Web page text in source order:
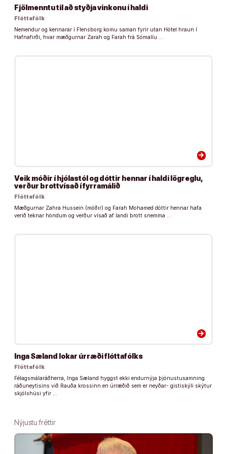
Fjölmenntu til að styðja vinkonu í haldi
Flóttafólk
Nemendur og kennarar í Flensborg komu saman fyrir utan Hótel hraun í
Hafnafirði, hvar mæðgurnar Zarah og Farah frá Sómalíu …
arrow_forward
Veik móðir í hjólastól og dóttir hennar í haldi lögreglu,
verður brottvísað í fyrramálið
Flóttafólk
Mæðgurnar Zahra Hussein (móðir) og Farah Mohamed dóttir hennar hafa
verið teknar höndum og verður vísað af landi brott snemma …
arrow_forward
Inga Sæland lokar úrræði flóttafólks
Flóttafólk
Félagsmálaráðherra, Inga Sæland hyggst ekki endurnýja þjónustusamning
ráðuneytisins við Rauða krossinn en úrræðið sem er neyðar- gistiskýli skýtur
skjólshúsi yfir …
Nýjustu fréttir